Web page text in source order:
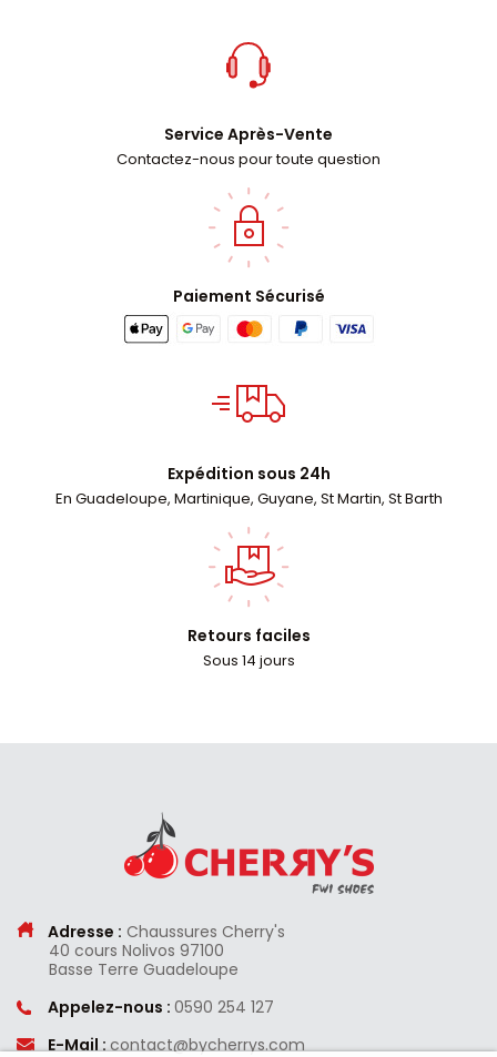
Service Après-Vente
Contactez-nous pour toute question
Paiement Sécurisé
Expédition sous 24h
En Guadeloupe, Martinique, Guyane, St Martin, St Barth
Retours faciles
Sous 14 jours
Adresse : Chaussures Cherry's
40 cours Nolivos 97100
Basse Terre Guadeloupe
Appelez-nous : 0590 254 127
E-Mail : contact@bycherrys.com